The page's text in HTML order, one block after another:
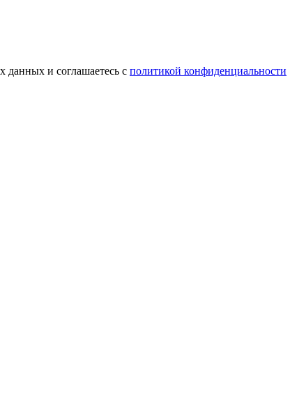
данных и соглашаетесь c политикой конфиденциальности